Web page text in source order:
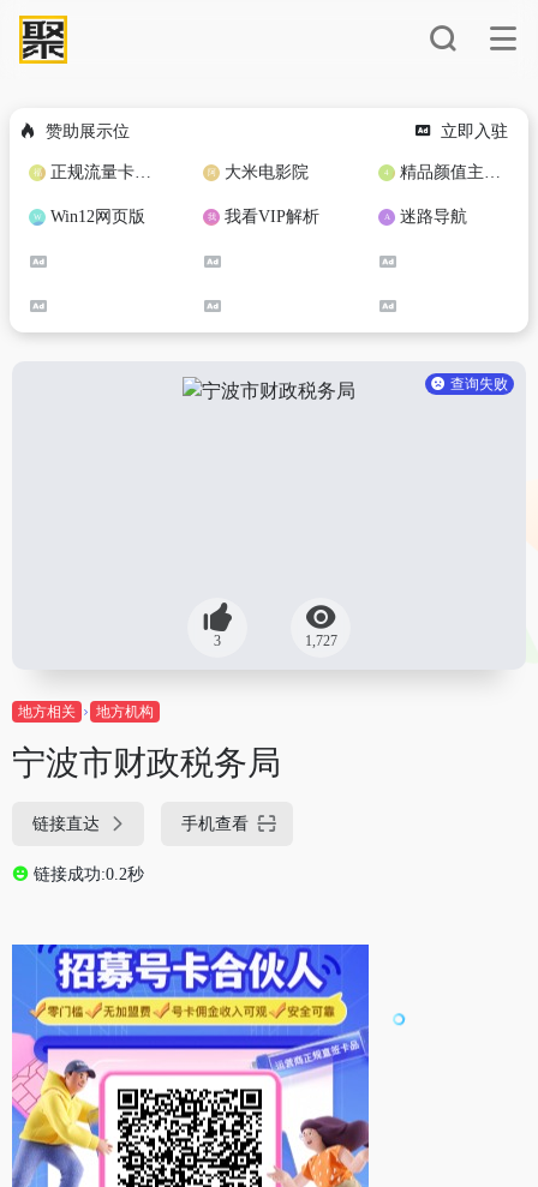
赞助展示位 立即入驻
正规流量卡免费加盟合作 大米电影院 精品颜值主播定制
Win12网页版 我看VIP解析 迷路导航
查询失败
3 1,727
地方相关 地方机构
宁波市财政税务局
链接直达 手机查看
链接成功:0.2秒